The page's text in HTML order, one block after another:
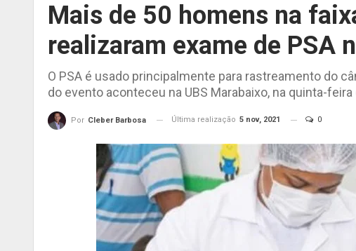
Mais de 50 homens na
realizaram exame de PSA
O PSA é usado principalmente para rastreamento do
do evento aconteceu na UBS Marabaixo, na quinta-feira
Por Cleber Barbosa Última realização 5 nov, 2021 0